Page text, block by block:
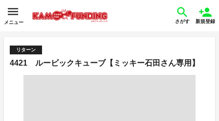
メニュー さがす 新規登録
リターン
4421 ルービックキューブ【ミッキー石田さん専用】